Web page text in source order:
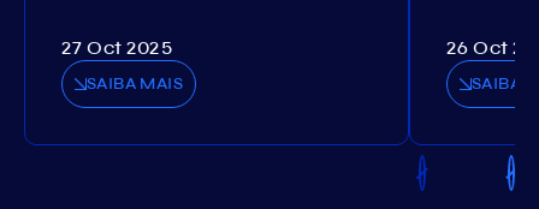
27 Oct 2025
SAIBA MAIS
26 Oct
SAIBA